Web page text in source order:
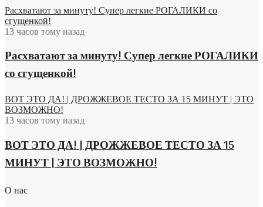
Расхватают за минуту! Супер легкие РОГАЛИКИ со
сгущенкой!
13 часов тому назад
Расхватают за минуту! Супер легкие РОГАЛИКИ
со сгущенкой!
ВОТ ЭТО ДА! | ДРОЖЖЕВОЕ ТЕСТО ЗА 15 МИНУТ | ЭТО
ВОЗМОЖНО!
13 часов тому назад
ВОТ ЭТО ДА! | ДРОЖЖЕВОЕ ТЕСТО ЗА 15
МИНУТ | ЭТО ВОЗМОЖНО!
О нас